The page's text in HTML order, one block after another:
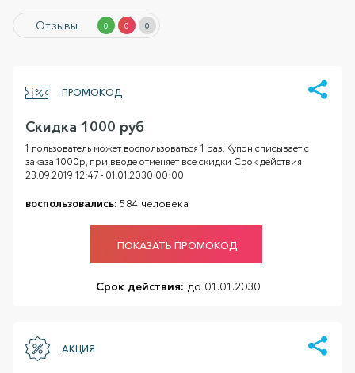
Отзывы 0 0 0
ПРОМОКОД
Скидка 1000 руб
1 пользователь может воспользоваться 1 раз. Купон списывает с
заказа 1000р, при вводе отменяет все скидки Срок действия
23.09.2019 12:47 - 01.01.2030 00:00
воспользовались: 584 человека
ПОКАЗАТЬ ПРОМОКОД
Срок действия: до 01.01.2030
АКЦИЯ